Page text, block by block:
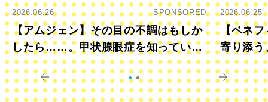
2026.06.26 SPONSORED
【アムジェン】その目の不調はもしか
したら……。甲状腺眼症を知っていま
すか？
2026.06.25
【ベネフ
寄り添う
きに